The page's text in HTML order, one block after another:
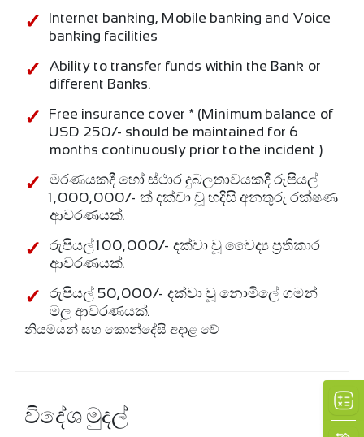
Internet banking, Mobile banking and Voice
banking facilities
Ability to transfer funds within the Bank or
different Banks.
Free insurance cover * (Minimum balance of
USD 250/- should be maintained for 6
months continuously prior to the incident )
මරණයකදී හෝ ස්ථාර දුබලතාවයකදී රුපියල්
1,000,000/- ක් දක්වා වූ හදිසි අනතුරු රක්ෂණ
ආවරණයක්.
රුපියල් 100,000/- දක්වා වූ වෛද්‍ය ප‍්‍රතිකාර
ආවරණයක්.
රුපියල් 50,000/- දක්වා වූ නොමිලේ ගමන්
මලු ආවරණයක්.
නියමයන් සහ කොන්දේසි අදාළ වේ
විදේශ මුදල්